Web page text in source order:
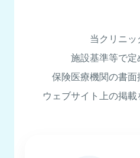
当クリニッ
施設基準等で定
保険医療機関の書
ウェブサイト上の掲載